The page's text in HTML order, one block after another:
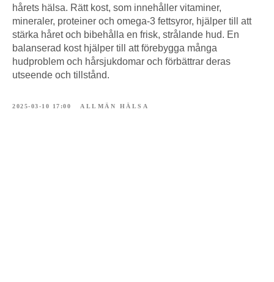
hårets hälsa. Rätt kost, som innehåller vitaminer,
mineraler, proteiner och omega-3 fettsyror, hjälper till att
stärka håret och bibehålla en frisk, strålande hud. En
balanserad kost hjälper till att förebygga många
hudproblem och hårsjukdomar och förbättrar deras
utseende och tillstånd.
2025-03-10 17:00 ALLMÄN HÄLSA